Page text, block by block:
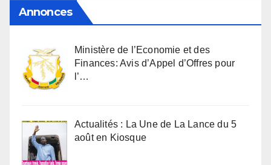
Annonces
Ministère de l’Economie et des
Finances: Avis d’Appel d’Offres pour
l’…
Actualités : La Une de La Lance du 5
août en Kiosque